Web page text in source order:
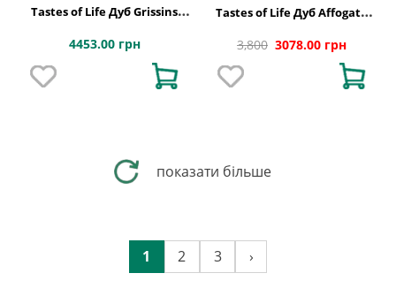
Tastes of Life Дуб Grissins
4453.00 грн
Tastes of Life Дуб Affogato
3,800 3078.00 грн
показати більше
1 2 3 ›